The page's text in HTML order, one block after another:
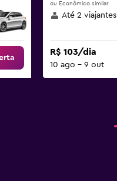
ou Econômico similar
Até 2 viajantes
R$ 103/dia
10 ago - 9 out